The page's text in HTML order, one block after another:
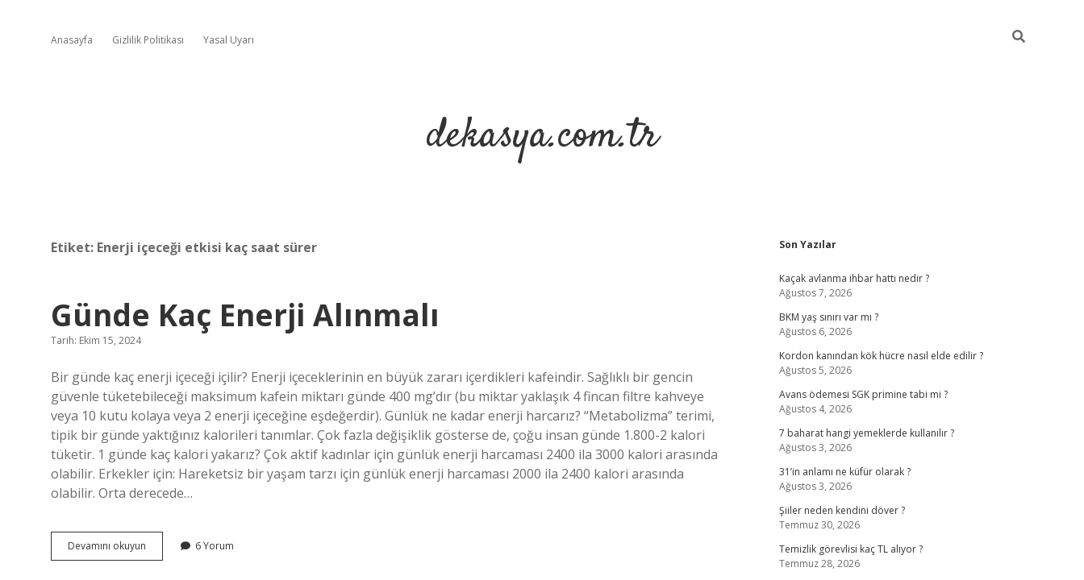
Anasayfa Gizlilik Politikası Yasal Uyarı
dekasya.com.tr
Etiket: Enerji içeceği etkisi kaç saat sürer
Günde Kaç Enerji Alınmalı
Tarih: Ekim 15, 2024
Bir günde kaç enerji içeceği içilir? Enerji içeceklerinin en büyük zararı içerdikleri kafeindir. Sağlıklı bir gencin
güvenle tüketebileceği maksimum kafein miktarı günde 400 mg’dır (bu miktar yaklaşık 4 fincan filtre kahveye
veya 10 kutu kolaya veya 2 enerji içeceğine eşdeğerdir). Günlük ne kadar enerji harcarız? “Metabolizma” terimi,
tipik bir günde yaktığınız kalorileri tanımlar. Çok fazla değişiklik gösterse de, çoğu insan günde 1.800-2 kalori
tüketir. 1 günde kaç kalori yakarız? Çok aktif kadınlar için günlük enerji harcaması 2400 ila 3000 kalori arasında
olabilir. Erkekler için: Hareketsiz bir yaşam tarzı için günlük enerji harcaması 2000 ila 2400 kalori arasında
olabilir. Orta derecede…
Devamını okuyun
Kaç
6 Yorum
Sidebar
Son Yazılar
Kaçak avlanma ihbar hattı nedir ?
Ağustos 7, 2026
BKM yaş sınırı var mı ?
Ağustos 6, 2026
Kordon kanından kök hücre nasıl elde edilir ?
Ağustos 5, 2026
Avans ödemesi SGK primine tabi mi ?
Ağustos 4, 2026
7 baharat hangi yemeklerde kullanılır ?
Ağustos 3, 2026
31’in anlamı ne küfür olarak ?
Ağustos 3, 2026
Şiiler neden kendini döver ?
Temmuz 30, 2026
Temizlik görevlisi kaç TL alıyor ?
Temmuz 28, 2026